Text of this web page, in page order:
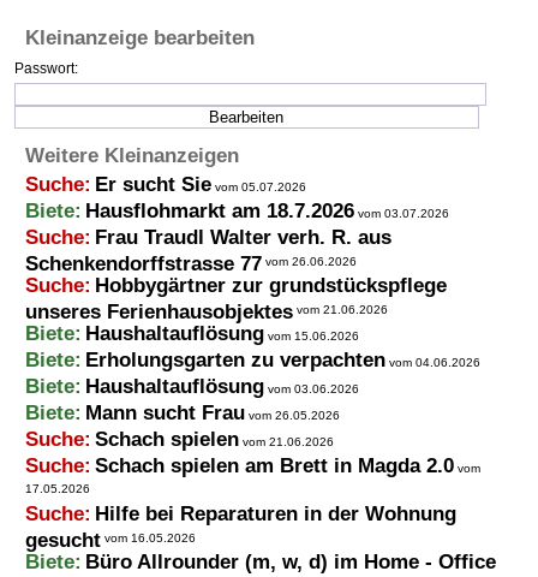
Kleinanzeige bearbeiten
Passwort:
Weitere Kleinanzeigen
Suche: Er sucht Sie vom 05.07.2026
Biete: Hausflohmarkt am 18.7.2026 vom 03.07.2026
Suche: Frau Traudl Walter verh. R. aus
Schenkendorffstrasse 77 vom 26.06.2026
Suche: Hobbygärtner zur grundstückspflege
unseres Ferienhausobjektes vom 21.06.2026
Biete: Haushaltauflösung vom 15.06.2026
Biete: Erholungsgarten zu verpachten vom 04.06.2026
Biete: Haushaltauflösung vom 03.06.2026
Biete: Mann sucht Frau vom 26.05.2026
Suche: Schach spielen vom 21.06.2026
Suche: Schach spielen am Brett in Magda 2.0 vom
17.05.2026
Suche: Hilfe bei Reparaturen in der Wohnung
gesucht vom 16.05.2026
Biete: Büro Allrounder (m, w, d) im Home - Office